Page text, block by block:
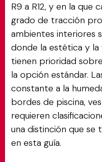
R9 a R12, y en la que
grado de tracción
ambientes interiores
donde la estética y
tienen prioridad
la opción estándar.
constante a la
bordes de piscina,
requieren
una distinción que se
en esta guía.